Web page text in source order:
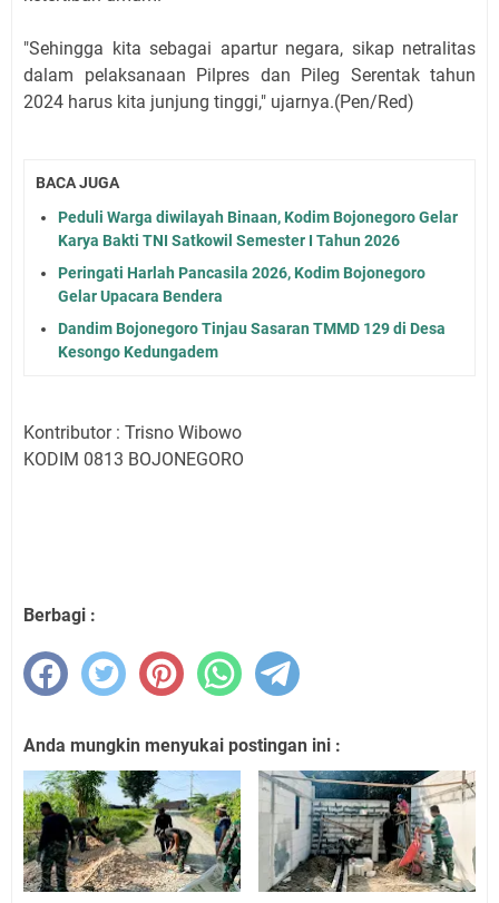
"Sehingga kita sebagai apartur negara, sikap netralitas
dalam pelaksanaan Pilpres dan Pileg Serentak tahun
2024 harus kita junjung tinggi," ujarnya.(Pen/Red)
BACA JUGA
Peduli Warga diwilayah Binaan, Kodim Bojonegoro Gelar
Karya Bakti TNI Satkowil Semester I Tahun 2026
Peringati Harlah Pancasila 2026, Kodim Bojonegoro
Gelar Upacara Bendera
Dandim Bojonegoro Tinjau Sasaran TMMD 129 di Desa
Kesongo Kedungadem
Kontributor : Trisno Wibowo
KODIM 0813 BOJONEGORO
Berbagi :
Anda mungkin menyukai postingan ini :